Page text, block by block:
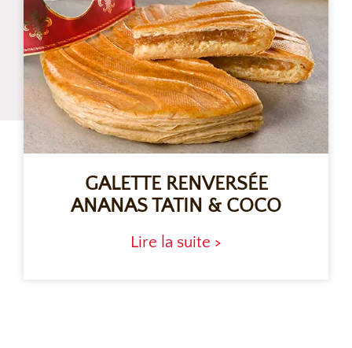
GALETTE RENVERSÉE
ANANAS TATIN & COCO
Lire la suite >